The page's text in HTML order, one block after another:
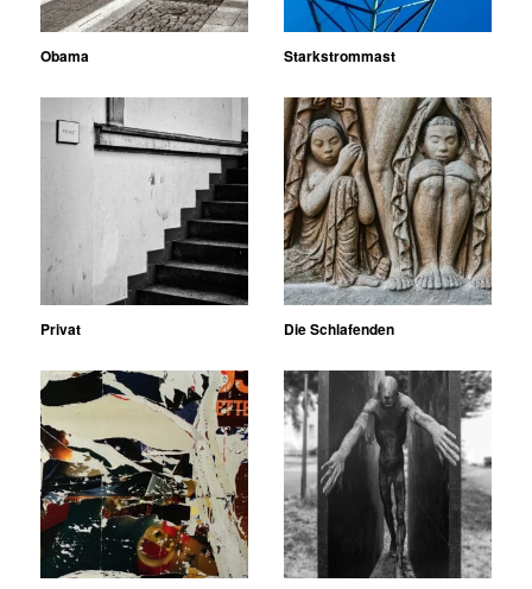
Obama Starkstrommast
Privat Die Schlafenden